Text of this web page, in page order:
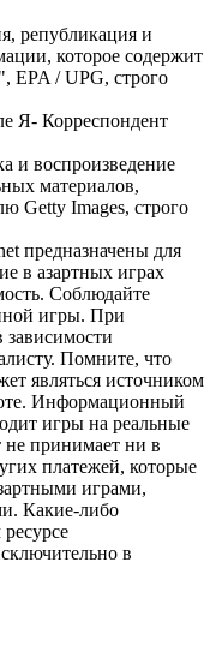
републикация и
которое содержит
EPA / UPG, строго
Я- Корреспондент
и воспроизведение
материалов,
Getty Images, строго
предназначены для
в азартных играх
Соблюдайте
игры. При
Помните, что
являться источником
Информационный
игры на реальные
не принимает ни в
платежей, которые
играми,
Какие-либо
в